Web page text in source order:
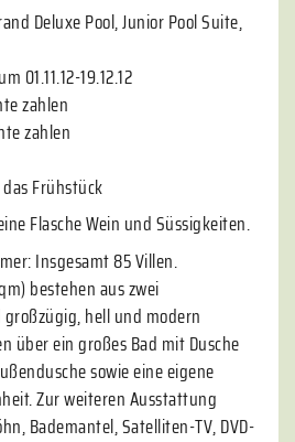
Deluxe Pool, Junior Pool Suite,
01.11.12-19.12.12
zahlen
zahlen
Frühstück
Flasche Wein und Süssigkeiten.
Insgesamt 85 Villen.
bestehen aus zwei
hell und modern
über ein großes Bad mit Dusche
sowie eine eigene
Zur weiteren Ausstattung
Bademantel, Satelliten-TV, DVD-